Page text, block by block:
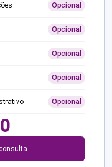
Opcional
Opcional
Opcional
Opcional
Opcional